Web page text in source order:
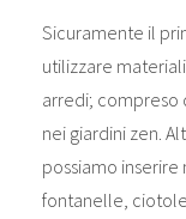
Sicuramente il
utilizzare
arredi; compreso
nei giardini zen.
possiamo
fontanelle,